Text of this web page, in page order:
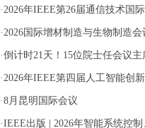
·2026年IEEE第26届通信技术国
·2026国际增材制造与生物制造会
·倒计时21天！15位院士任会议
·2026年IEEE第四届人工智能创
·8月昆明国际会议
·IEEE出版 | 2026年智能系统控